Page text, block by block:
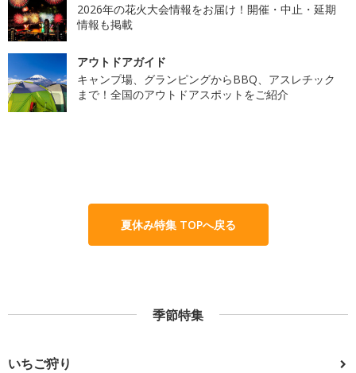
2026年の花火大会情報をお届け！開催・中止・延期
情報も掲載
アウトドアガイド
キャンプ場、グランピングからBBQ、アスレチック
まで！全国のアウトドアスポットをご紹介
夏休み特集 TOPへ戻る
季節特集
いちご狩り